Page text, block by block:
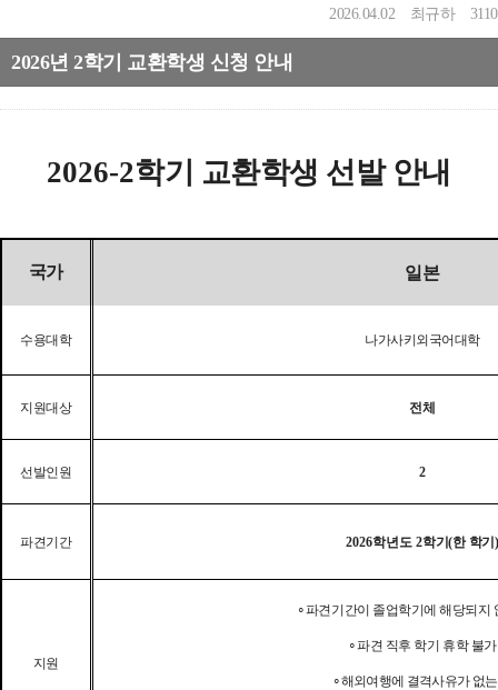
2026.04.02 최규하 3110
2026년 2학기 교환학생 신청 안내
2026-2학기 교환학생 선발 안내
국가 일본
수용대학 나가사키외국어대학
지원대상 전체
선발인원 2
파견기간 2026학년도 2학기(한 학기 )
지원
∘파견기간이 졸업학기에 해당되지
∘파견 직후 학기 휴학 불가
∘해외여행에 결격사유가 없